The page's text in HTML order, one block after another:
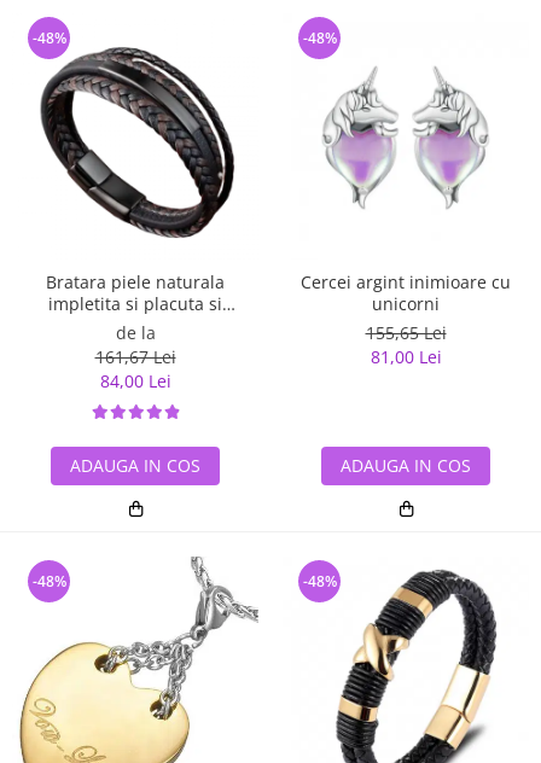
Bratara piele naturala
impletita si placuta si
inchizatoare din inox
de la
161,67 Lei
84,00 Lei
-48%
ADAUGA IN COS
Cercei argint inimioare cu
unicorni
155,65 Lei
81,00 Lei
-48%
ADAUGA IN COS
-48% -48%